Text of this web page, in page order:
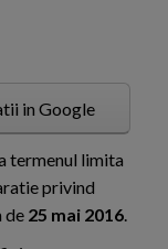
in Google
termenul limita
privind
de 25 mai 2016.